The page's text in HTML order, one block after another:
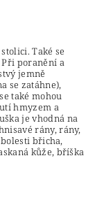
Také se
poranění a
jemně
se zatáhne),
také mohou
hmyzem a
je vhodná na
rány, rány,
břicha,
kůže, bříška